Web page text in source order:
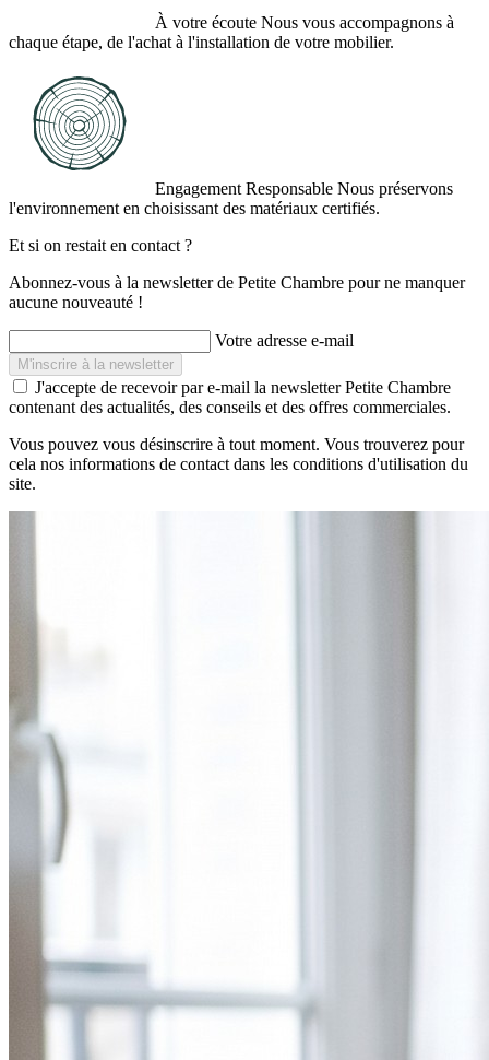
À votre écoute Nous vous accompagnons à
chaque étape, de l'achat à l'installation de votre mobilier.
Engagement Responsable Nous préservons
l'environnement en choisissant des matériaux certifiés.
Et si on restait en contact ?
Abonnez-vous à la newsletter de Petite Chambre pour ne manquer
aucune nouveauté !
Votre adresse e-mail
J'accepte de recevoir par e-mail la newsletter Petite Chambre
contenant des actualités, des conseils et des offres commerciales.
Vous pouvez vous désinscrire à tout moment. Vous trouverez pour
cela nos informations de contact dans les conditions d'utilisation du
site.